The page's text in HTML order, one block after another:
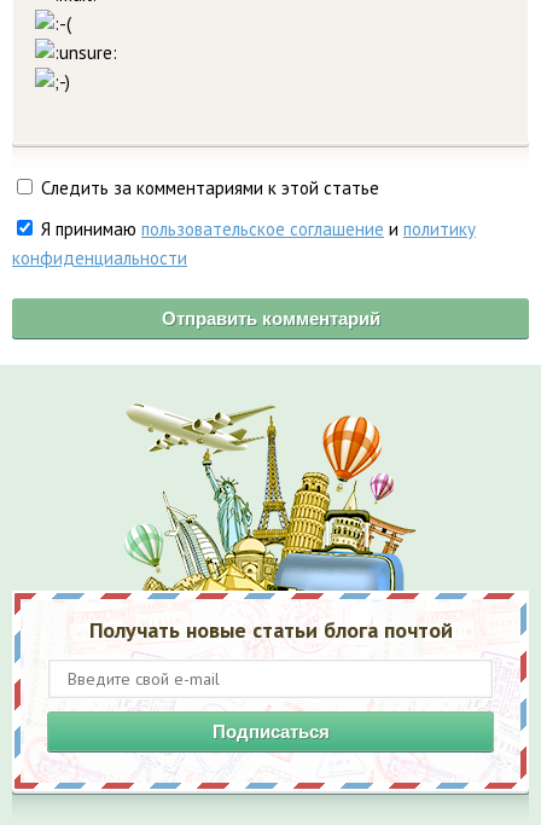
Следить за комментариями к этой статье
Я принимаю пользовательское соглашение и политику
конфиденциальности
Получать новые статьи блога почтой
Подписаться